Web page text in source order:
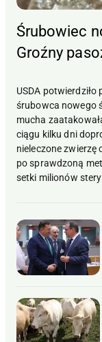
Śrubowiec
Groźny
USDA
śrubowca nowego
mucha
ciągu kilku dni
nieleczone zwierzę
po sprawdzoną
setki milionów